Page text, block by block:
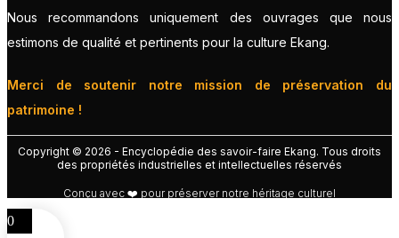
Nous recommandons uniquement des ouvrages que nous
estimons de qualité et pertinents pour la culture Ekang.
Merci de soutenir notre mission de préservation du
patrimoine !
Copyright © 2026 - Encyclopédie des savoir-faire Ekang. Tous droits
des propriétés industrielles et intellectuelles réservés
Conçu avec ❤️ pour préserver notre héritage culturel
0